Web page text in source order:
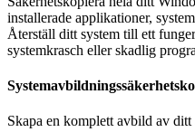
installerade applikationer,
Återställ ditt system till ett
systemkrasch eller skadlig
Skapa en komplett avbild av